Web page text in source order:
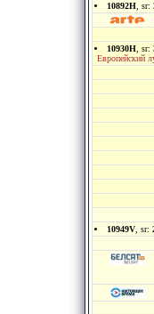
10892H , sr:
10930H , sr:
Европейский
10949V , sr: